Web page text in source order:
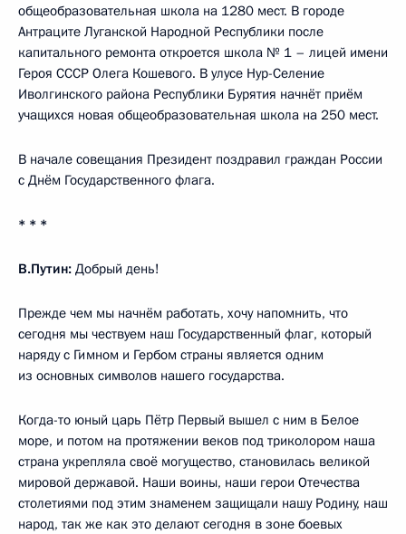
общеобразовательная школа на 1280 мест. В городе
Антраците Луганской Народной Республики после
капитального ремонта откроется школа № 1 – лицей имени
Героя СССР Олега Кошевого. В улусе Нур-Селение
Иволгинского района Республики Бурятия начнёт приём
учащихся новая общеобразовательная школа на 250 мест.
В начале совещания Президент поздравил граждан России
с Днём Государственного флага.
* * *
В.Путин: Добрый день!
Прежде чем мы начнём работать, хочу напомнить, что
сегодня мы чествуем наш Государственный флаг, который
наряду с Гимном и Гербом страны является одним
из основных символов нашего государства.
Когда-то юный царь Пётр Первый вышел с ним в Белое
море, и потом на протяжении веков под триколором наша
страна укрепляла своё могущество, становилась великой
мировой державой. Наши воины, наши герои Отечества
столетиями под этим знаменем защищали нашу Родину, наш
народ, так же как это делают сегодня в зоне боевых